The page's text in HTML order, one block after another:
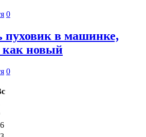
0
пуховик в машинке,
как новый
0